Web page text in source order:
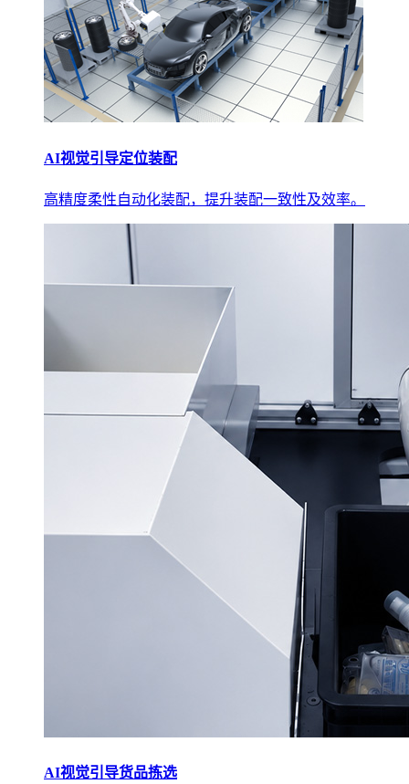
AI视觉引导定位装配
高精度柔性自动化装配，提升装配一致性及效率。
AI视觉引导货品拣选